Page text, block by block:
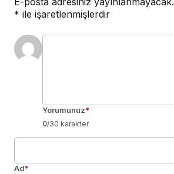
* ile işaretlenmişlerdir
Yorumunuz*
0/30 karakter
Ad*